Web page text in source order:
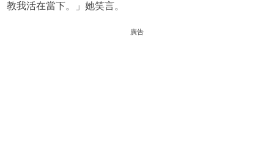
教我活在當下。」她笑言。
廣告